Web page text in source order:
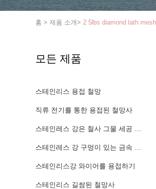
홈 > 제품 소개> 2 5lbs diamond lath mesh
모든 제품
스테인리스 용접 철망
직류 전기를 통한 용접된 철망사
스테인레스 강은 철사 그물 세공 패널을
스테인레스 강 구멍이 있는 금속 시트
스테인리스강 와이어를 용접하기
스테인리스 길쌈된 철망사